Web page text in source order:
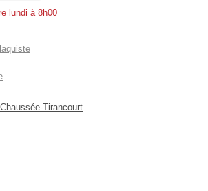
lundi à 8h00
Tirancourt